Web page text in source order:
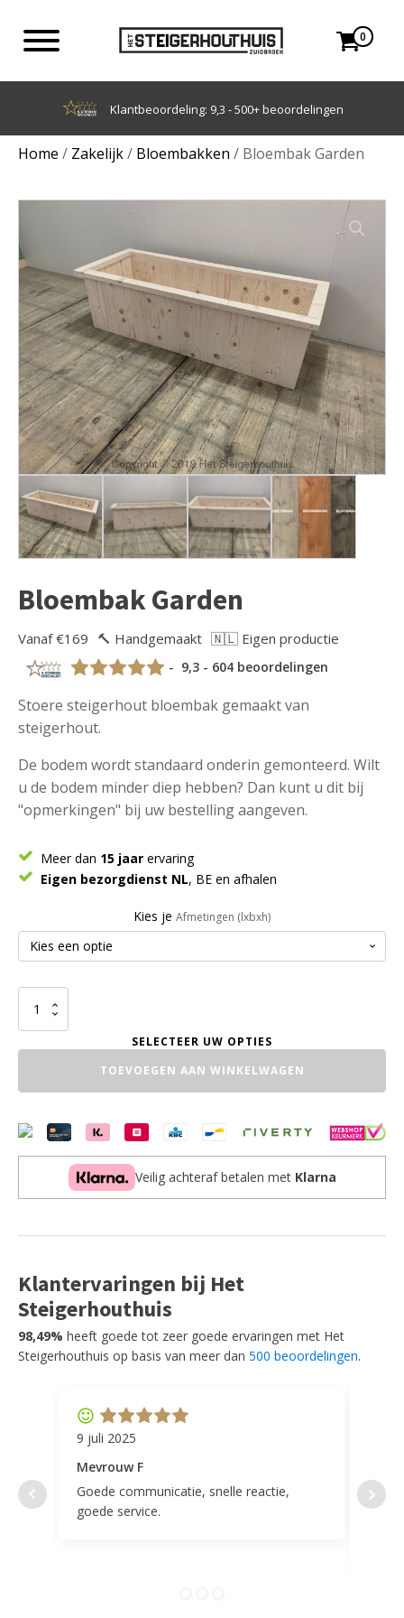
0
Klantbeoordeling: 9,3 - 500+ beoordelingen
Home / Zakelijk/ Bloembakken / Bloembak Garden
Bloembak Garden
Vanaf €169 🔨 Handgemaakt 🇳🇱 Eigen productie
- 9,3 - 604 beoordelingen
Stoere steigerhout bloembak gemaakt van
steigerhout.
De bodem wordt standaard onderin gemonteerd. Wilt
u de bodem minder diep hebben? Dan kunt u dit bij
"opmerkingen" bij uw bestelling aangeven.
Meer dan 15 jaar ervaring
Eigen bezorgdienst NL, BE en afhalen
Kies je Afmetingen (lxbxh)
Bloembak
Garden
TOEVOEGEN AAN WINKELWAGEN
Veilig achteraf betalen met Klarna
Klantervaringen bij Het
Steigerhouthuis
98,49% heeft goede tot zeer goede ervaringen met Het
Steigerhouthuis op basis van meer dan 500 beoordelingen.
9 juli 2025
Mevrouw F
Goede communicatie, snelle reactie,
goede service.
door